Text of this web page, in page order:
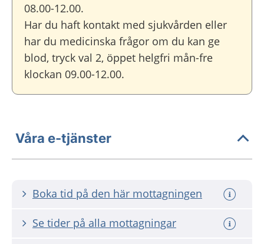
08.00-12.00.
Har du haft kontakt med sjukvården eller
har du medicinska frågor om du kan ge
blod, tryck val 2, öppet helgfri mån-fre
klockan 09.00-12.00.
Våra e-tjänster
Boka tid på den här mottagningen
Se tider på alla mottagningar